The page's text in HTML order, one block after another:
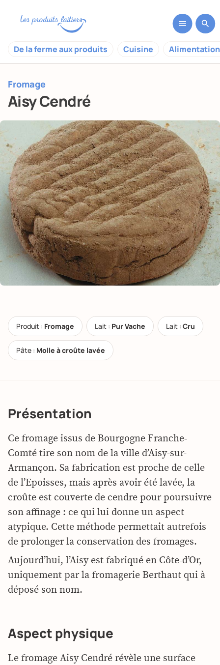
De la ferme aux produits Cuisine
Fromage
Aisy Cendré
Produit : Fromage Lait : Pur Vache Lait : Cru
Pâte : Molle à croûte lavée
Présentation
Ce fromage issus de Bourgogne Franche-
Comté tire son nom de la ville d’Aisy-sur-
Armançon. Sa fabrication est proche de celle
de l’Epoisses, mais après avoir été lavée, la
croûte est couverte de cendre pour poursuivre
son affinage : ce qui lui donne un aspect
atypique. Cette méthode permettait autrefois
de prolonger la conservation des fromages.
Aujourd’hui, l’Aisy est fabriqué en Côte-d’Or,
uniquement par la fromagerie Berthaut qui à
déposé son nom.
Aspect physique
Le fromage Aisy Cendré révèle une surface